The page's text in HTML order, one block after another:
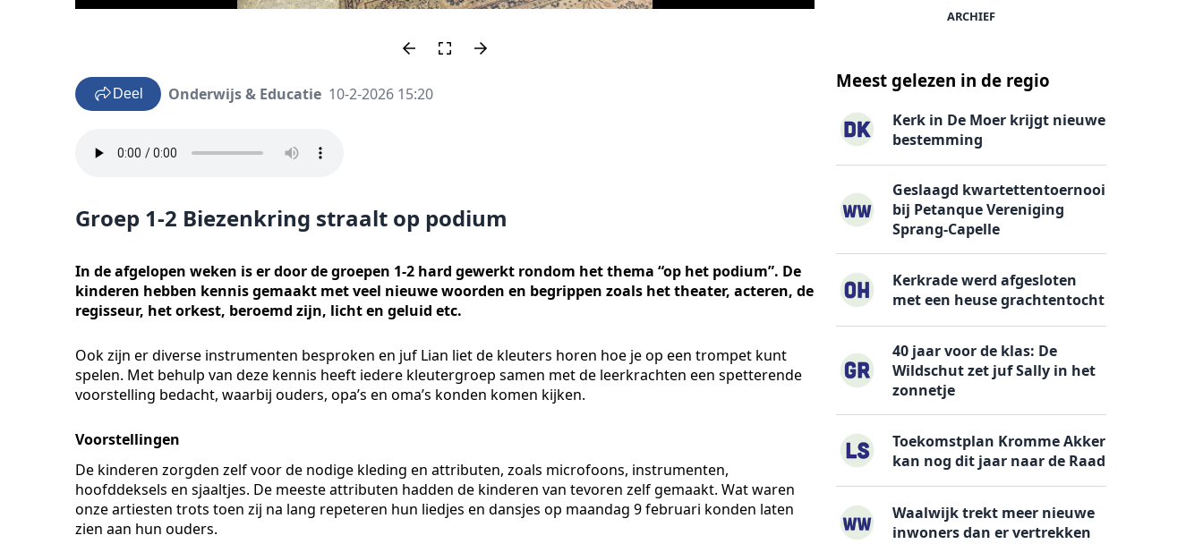
Deel Onderwijs & Educatie 10-2-2026 15:20
Groep 1-2 Biezenkring straalt op podium
In de afgelopen weken is er door de groepen 1-2 hard gewerkt rondom het thema “op het podium”. De
kinderen hebben kennis gemaakt met veel nieuwe woorden en begrippen zoals het theater, acteren, de
regisseur, het orkest, beroemd zijn, licht en geluid etc.
Ook zijn er diverse instrumenten besproken en juf Lian liet de kleuters horen hoe je op een trompet kunt
spelen. Met behulp van deze kennis heeft iedere kleutergroep samen met de leerkrachten een spetterende
voorstelling bedacht, waarbij ouders, opa’s en oma’s konden komen kijken.
Voorstellingen
De kinderen zorgden zelf voor de nodige kleding en attributen, zoals microfoons, instrumenten,
hoofddeksels en sjaaltjes. De meeste attributen hadden de kinderen van tevoren zelf gemaakt. Wat waren
onze artiesten trots toen zij na lang repeteren hun liedjes en dansjes op maandag 9 februari konden laten
zien aan hun ouders.
ARCHIEF
Meest gelezen in de regio
Kerk in De Moer krijgt nieuwe
bestemming
Geslaagd kwartettentoernooi
bij Petanque Vereniging
Sprang-Capelle
Kerkrade werd afgesloten
met een heuse grachtentocht
40 jaar voor de klas: De
Wildschut zet juf Sally in het
zonnetje
Toekomstplan Kromme Akker
kan nog dit jaar naar de Raad
Waalwijk trekt meer nieuwe
inwoners dan er vertrekken